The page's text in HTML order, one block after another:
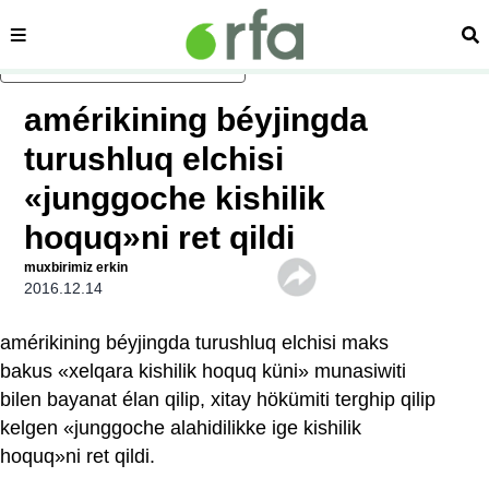
asasliq mezmungha atlang
sehipe
amérikining béyjingda
turushluq elchisi
«junggoche kishilik
hoquq»ni ret qildi
muxbirimiz erkin
2016.12.14
amérikining béyjingda turushluq elchisi maks
bakus «xelqara kishilik hoquq küni» munasiwiti
bilen bayanat élan qilip, xitay hökümiti terghip qilip
kelgen «junggoche alahidilikke ige kishilik
hoquq»ni ret qildi.